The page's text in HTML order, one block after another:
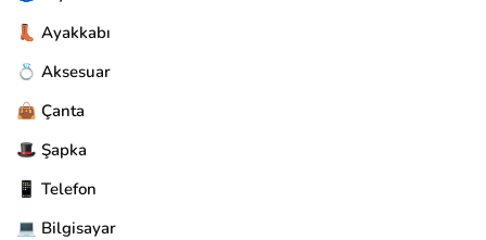
👢 Ayakkabı
💍 Aksesuar
👜 Çanta
🎩 Şapka
📱 Telefon
💻 Bilgisayar